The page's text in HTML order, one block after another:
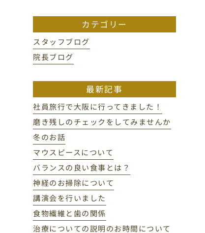
カテゴリー
スタッフブログ
院長ブログ
最新記事
社員旅行で大阪に行ってきました！
磨き残しのチェックをしてみませんか
冬のお話
マウスピースについて
バランスの良い食事とは？
神経のお掃除について
講演会を行いました
食物繊維と歯の関係
治療についての説明のお時間について